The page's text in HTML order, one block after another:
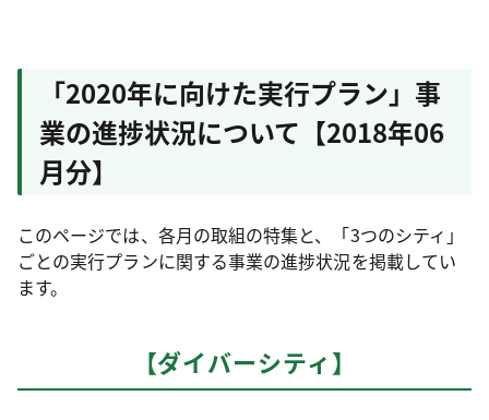
「2020年に向けた実行プラン」事
業の進捗状況について【2018年06
月分】
このページでは、各月の取組の特集と、「3つのシティ」
ごとの実行プランに関する事業の進捗状況を掲載してい
ます。
【ダイバーシティ】